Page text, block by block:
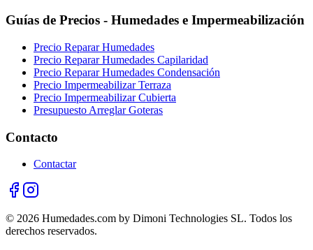
Guías de Precios - Humedades e Impermeabilización
Precio Reparar Humedades
Precio Reparar Humedades Capilaridad
Precio Reparar Humedades Condensación
Precio Impermeabilizar Terraza
Precio Impermeabilizar Cubierta
Presupuesto Arreglar Goteras
Contacto
Contactar
© 2026 Humedades.com by Dimoni Technologies SL. Todos los
derechos reservados.